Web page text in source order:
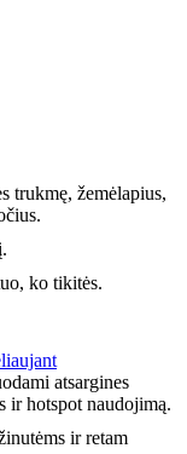
trukmę, žemėlapius,
ko tikitės.
atsargines
ir hotspot naudojimą.
ir retam